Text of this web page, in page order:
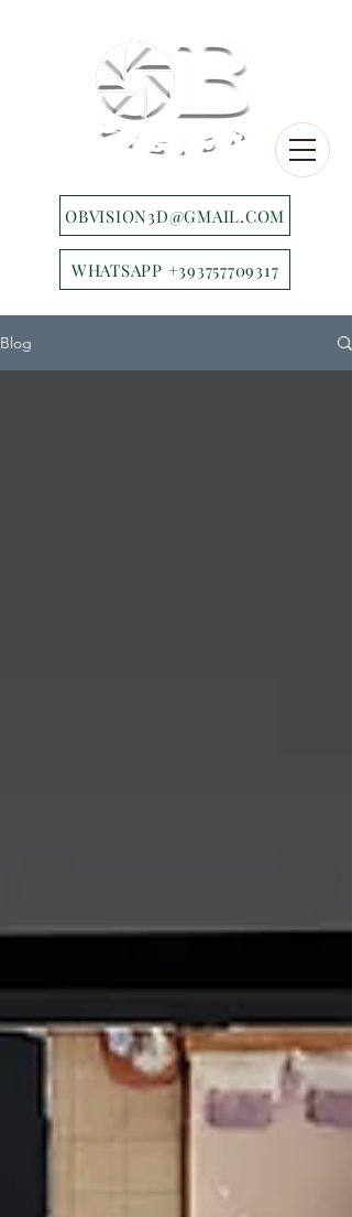
OBVISION3D@GMAIL.COM
WHATSAPP +393757709317
Blog